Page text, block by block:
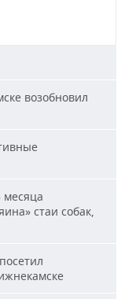
возобновил
месяца
стаи собак,